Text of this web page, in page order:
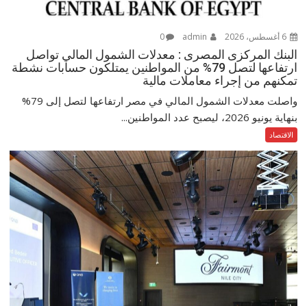
6 أغسطس، 2026 0
البنك المركزى المصرى : معدلات الشمول المالي تواصل
ارتفاعها لتصل 79% من المواطنين يمتلكون حسابات نشطة
تمكنهم من إجراء معاملات مالية
واصلت معدلات الشمول المالي في مصر ارتفاعها لتصل إلى 79%
بنهاية يونيو 2026، ليصبح عدد المواطنين...
الاقتصاد